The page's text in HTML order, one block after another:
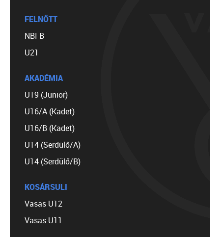
FELNŐTT
NBI B
U21
AKADÉMIA
U19 (Junior)
U16/A (Kadet)
U16/B (Kadet)
U14 (Serdülő/A)
U14 (Serdülő/B)
KOSÁRSULI
Vasas U12
Vasas U11